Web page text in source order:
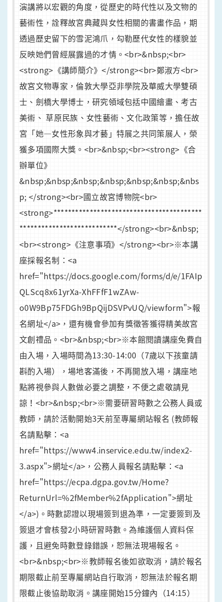
演講將以宏觀的角度，從歷史的時代性以及文物的
藝術性，詮釋故宮典藏與女性相關的書畫作品，期
透過歷史留下的雪泥鴻爪，勾勒歷代女性的樣貌並
反映她們曾經展露過的才情。<br>&nbsp;<br>
<strong>《講師簡介》</strong><br>鄭淑方<br>
故宮文物專家，倫敦大學亞非學院及華威大學雙碩
士、劍橋大學博士，研究領域包括中國繪畫、考古
美術、 草原民族、女性藝術、文化政策等，擔任故
宮「她—女性形象與才藝」特展之共同策展人，榮
獲多項國際大獎。<br>&nbsp;<br><strong>《合
辦單位》
&nbsp;&nbsp;&nbsp;&nbsp;&nbsp;&nbsp;&nbs
p; </strong><br>國立故宮博物院<br>
<strong>*****************************************
***************************</strong><br>&nbsp;
<br><strong>《注意事項》</strong><br>※本講
座採報名制：<a
href="https://docs.google.com/forms/d/e/1FAIp
QLScq8x61yrXa-XhFFfF1wZAw-
o0W9Bp75FDGh9BpQijDSVPvUQ/viewform">報
名網址</a>，還有機會參加有獎徵答獲得精美故宮
文創禮品。<br>&nbsp;<br>※本館閱讀講座免費自
由入場，入場時間為13:30-14:00（7歲以下孩童請
斟酌入場），場地客滿後，不再開放入場，講座地
點將視參與人數做必要之調整，不便之處敬請見
諒！<br>&nbsp;<br>※需要研習時數之公務人員或
教師，請於活動開始3天前至專屬網站報名 (教師報
名請點擊：<a
href="https://www4.inservice.edu.tw/index2-
3.aspx">網址</a>，公務人員報名請點擊：<a
href="https://ecpa.dgpa.gov.tw/Home?
ReturnUrl=%2fMember%2fApplication">網址
</a>)。時數認證以現場簽到退為準，一定要簽到及
簽退才會核發2小時研習時數。為維護個人資料保
護，且避免時數登錄錯誤，恕無法現場報名。
<br>&nbsp;<br>※教師報名後如欲取消，請於報名
期限截止前至專屬網站自行取消，恕無法於報名期
限截止後協助取消。講座開始15分鐘內（14:15）